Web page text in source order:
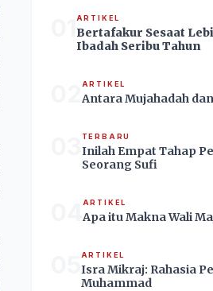
ARTIKEL
Bertafakur Sesaat
Ibadah Seribu Tahun
ARTIKEL
Antara Mujahadah
TERBARU
Inilah Empat Tahap
Seorang Sufi
ARTIKEL
Apa itu Makna Wali
ARTIKEL
Isra Mikraj: Rahasia
Muhammad